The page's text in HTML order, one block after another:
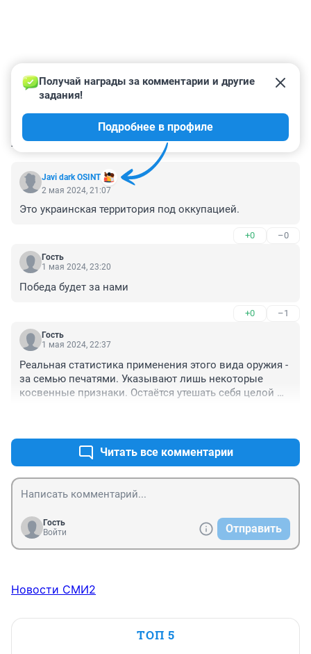
КОММЕНТАРИИ 15
Javi dark OSINT
Получай награды за комментарии и другие
задания!
Подробнее в профиле
2 мая 2024, 21:07
Это украинская территория под оккупацией.
+0 –0
Гость
1 мая 2024, 23:20
Победа будет за нами
+0 –1
Гость
1 мая 2024, 22:37
Реальная статистика применения этого вида оружия -
за семью печатями. Указывают лишь некоторые
косвенные признаки. Остаётся утешать себя целой
Читать все комментарии
Гость
Войти
Отправить
Новости СМИ2
ТОП 5